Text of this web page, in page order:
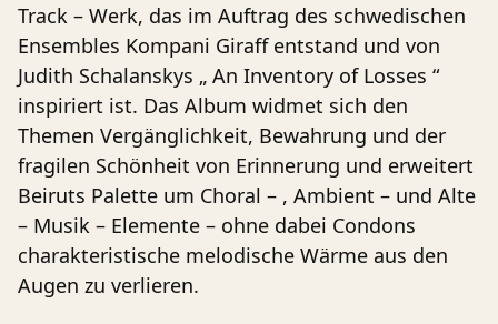
Track – Werk, das im Auftrag des schwedischen
Ensembles Kompani Giraff entstand und von
Judith Schalanskys „ An Inventory of Losses “
inspiriert ist. Das Album widmet sich den
Themen Vergänglichkeit, Bewahrung und der
fragilen Schönheit von Erinnerung und erweitert
Beiruts Palette um Choral – , Ambient – und Alte
– Musik – Elemente – ohne dabei Condons
charakteristische melodische Wärme aus den
Augen zu verlieren.